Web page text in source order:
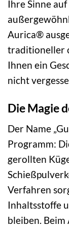
Ihre Sinne
Aurica®
traditioneller
Ihnen ein
nicht
Die Magie
Der Name
Programm:
gerollten
Verfahren
Inhaltsstoffe
bleiben.